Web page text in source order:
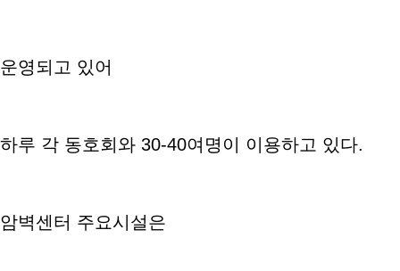
운영되고 있어
하루 각 동호회와 30-40여명이 이용하고 있다.
암벽센터 주요시설은